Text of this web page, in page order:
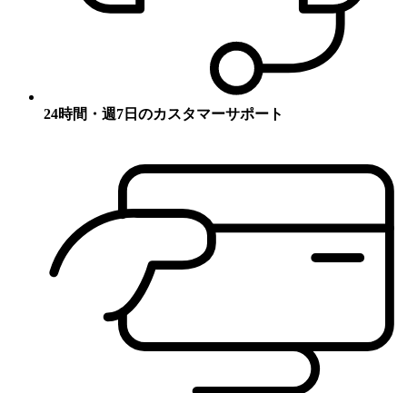
24時間・週7日のカスタマーサポート